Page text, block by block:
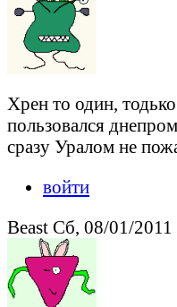
Хрен то один,
пользовался
сразу Уралом не
войти
Beast Сб, 08/01/2011